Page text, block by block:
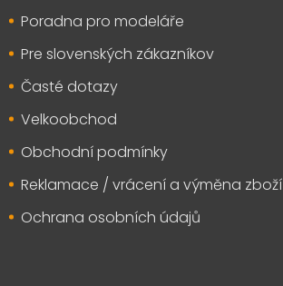
Poradna pro modeláře
Pre slovenských zákazníkov
Časté dotazy
Velkoobchod
Obchodní podmínky
Reklamace / vrácení a výměna zboží
Ochrana osobních údajů